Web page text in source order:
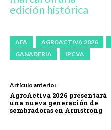
edición histórica
AFA AGROACTIVA 2026
GANADERIA
IPCVA
Artículo anterior
AgroActiva 2026 presentará
una nueva generación de
sembradoras en Armstrong